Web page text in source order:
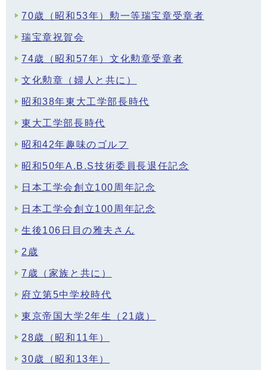
70歳（昭和53年）勲一等瑞宝章受章者
瑞宝章祝賀会
74歳（昭和57年）文化勲章受章者
文化勲章（婦人と共に）
昭和38年東大工学部長時代
東大工学部長時代
昭和42年趣味のゴルフ
昭和50年A.B.S技術委員長退任記念
日本工学会創立100周年記念
日本工学会創立100周年記念
生後106日目の雅夫さん
2歳
7歳（家族と共に）
府立第5中学校時代
東京帝国大学2年生（21歳）
28歳（昭和11年）
30歳（昭和13年）